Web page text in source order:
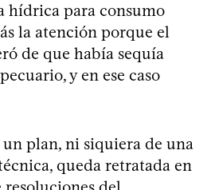
hídrica para consumo
la atención porque el
de que había sequía
y en ese caso
plan, ni siquiera de una
queda retratada en